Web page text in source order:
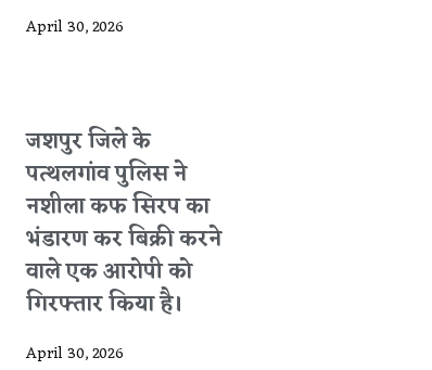
April 30, 2026
जशपुर जिले के
पत्थलगांव पुलिस ने
नशीला कफ सिरप का
भंडारण कर बिक्री करने
वाले एक आरोपी को
गिरफ्तार किया है।
April 30, 2026